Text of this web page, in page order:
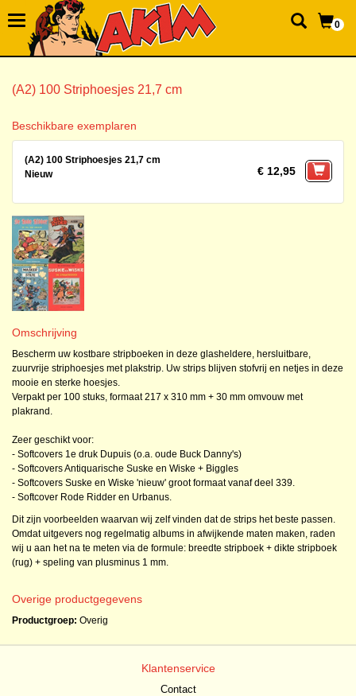
0
(A2) 100 Striphoesjes 21,7 cm
Beschikbare exemplaren
(A2) 100 Striphoesjes 21,7 cm
Nieuw
€ 12,95
Omschrijving
Bescherm uw kostbare stripboeken in deze glasheldere, hersluitbare,
zuurvrije striphoesjes met plakstrip. Uw strips blijven stofvrij en netjes in deze
mooie en sterke hoesjes.
Verpakt per 100 stuks, formaat 217 x 310 mm + 30 mm omvouw met
plakrand.
Zeer geschikt voor:
- Softcovers 1e druk Dupuis (o.a. oude Buck Danny's)
- Softcovers Antiquarische Suske en Wiske + Biggles
- Softcovers Suske en Wiske 'nieuw' groot formaat vanaf deel 339.
- Softcover Rode Ridder en Urbanus.
Dit zijn voorbeelden waarvan wij zelf vinden dat de strips het beste passen.
Omdat uitgevers nog regelmatig albums in afwijkende maten maken, raden
wij u aan het na te meten via de formule: breedte stripboek + dikte stripboek
(rug) + speling van plusminus 1 mm.
Overige productgegevens
Productgroep: Overig
Klantenservice
Contact